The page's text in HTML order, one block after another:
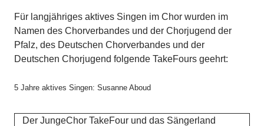
Für langjähriges aktives Singen im Chor wurden im
Namen des Chorverbandes und der Chorjugend der
Pfalz, des Deutschen Chorverbandes und der
Deutschen Chorjugend folgende TakeFours geehrt:
5 Jahre aktives Singen: Susanne Aboud
Der JungeChor TakeFour und das Sängerland